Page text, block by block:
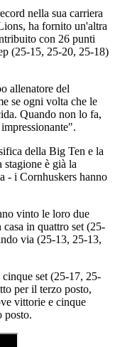
nella sua carriera
ha fornito un'altra
con 26 punti
(25-15, 25-20, 25-18)
allenatore del
se ogni volta che le
Quando non lo fa,
della Big Ten e la
è già la
- i Cornhuskers hanno
vinto le loro due
in quattro set (25-
via (25-13, 25-13,
set (25-17, 25-
per il terzo posto,
vittorie e cinque
posto.